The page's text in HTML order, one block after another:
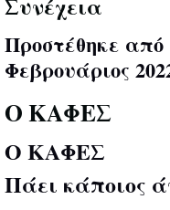
Προστέθηκε από
Φεβρουάριος
Ο ΚΑΦΕΣ
Ο ΚΑΦΕΣ
Πάει κάποιος